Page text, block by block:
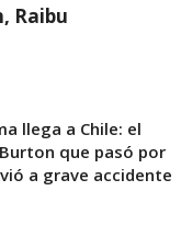
Raibu
llega a Chile: el
que pasó por
a grave accidente